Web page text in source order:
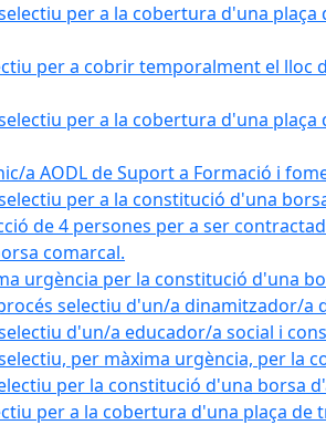
per a la cobertura d'una
per a cobrir temporalment el
per a la cobertura d'una
a AODL de Suport a Formació i
per a la constitució d'una
de 4 persones per a ser
comarcal.
urgència per la constitució d'una
selectiu d'un/a dinamitzador/a
d'un/a educador/a social i
per màxima urgència, per la
per la constitució d'una borsa
per a la cobertura d'una plaça